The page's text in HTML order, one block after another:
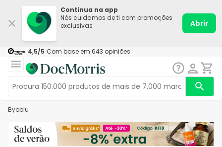
Continua na app
Nós cuidamos de ti com promoções
exclusivas
Abrir
4,5/5 Com base em 643 opiniões
Byoblu